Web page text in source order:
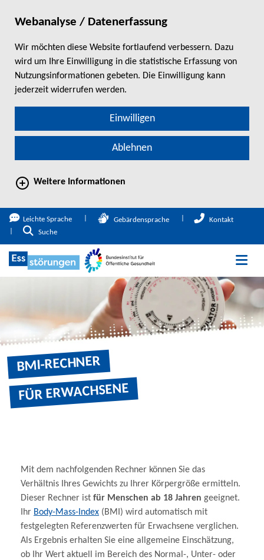
Webanalyse / Datenerfassung
Wir möchten diese Website fortlaufend verbessern. Dazu
wird um Ihre Einwilligung in die statistische Erfassung von
Nutzungsinformationen gebeten. Die Einwilligung kann
jederzeit widerrufen werden.
Einwilligen
Ablehnen
Weitere Informationen
direkt zum Hauptinhalt springen
Leichte Sprache Gebärdensprache
Kontakt
Zur Suche
Suche
BMI-RECHNER FÜR ERWACHSENE
BMI-RECHNER
FÜR ERWACHSENE
Mit dem nachfolgenden Rechner können Sie das
Verhältnis Ihres Gewichts zu Ihrer Körpergröße ermitteln.
Dieser Rechner ist für Menschen ab 18 Jahren geeignet.
Ihr Body-Mass-Index (BMI) wird automatisch mit
festgelegten Referenzwerten für Erwachsene verglichen.
Als Ergebnis erhalten Sie eine allgemeine Einschätzung,
ob Ihr Wert aktuell im Bereich des Normal-, Unter- oder